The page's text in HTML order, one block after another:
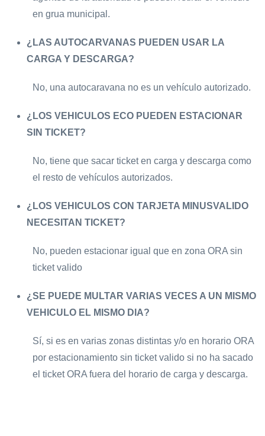
en grua municipal.
¿LAS AUTOCARVANAS PUEDEN USAR LA
CARGA Y DESCARGA?
No, una autocaravana no es un vehículo autorizado.
¿LOS VEHICULOS ECO PUEDEN ESTACIONAR
SIN TICKET?
No, tiene que sacar ticket en carga y descarga como
el resto de vehículos autorizados.
¿LOS VEHICULOS CON TARJETA MINUSVALIDO
NECESITAN TICKET?
No, pueden estacionar igual que en zona ORA sin
ticket valido
¿SE PUEDE MULTAR VARIAS VECES A UN MISMO
VEHICULO EL MISMO DIA?
Sí, si es en varias zonas distintas y/o en horario ORA
por estacionamiento sin ticket valido si no ha sacado
el ticket ORA fuera del horario de carga y descarga.